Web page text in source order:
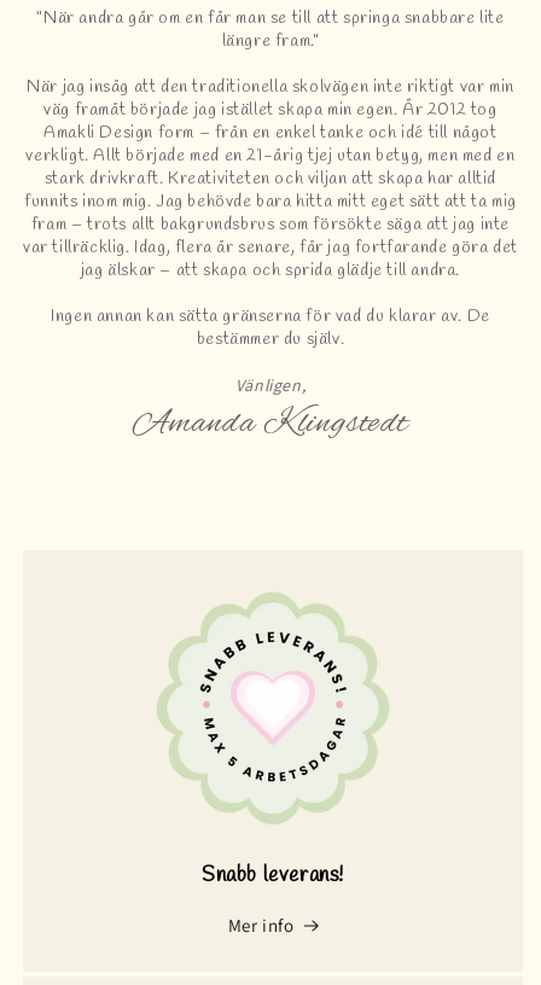
“När andra går om en får man se till att springa snabbare lite
längre fram.”
När jag insåg att den traditionella skolvägen inte riktigt var min
väg framåt började jag istället skapa min egen. År 2012 tog
Amakli Design form – från en enkel tanke och idé till något
verkligt. Allt började med en 21-årig tjej utan betyg, men med en
stark drivkraft. Kreativiteten och viljan att skapa har alltid
funnits inom mig. Jag behövde bara hitta mitt eget sätt att ta mig
fram – trots allt bakgrundsbrus som försökte säga att jag inte
var tillräcklig. Idag, flera år senare, får jag fortfarande göra det
jag älskar – att skapa och sprida glädje till andra.
Ingen annan kan sätta gränserna för vad du klarar av. De
bestämmer du själv.
Vänligen,
Amanda Klingstedt
Snabb leverans!
Mer info